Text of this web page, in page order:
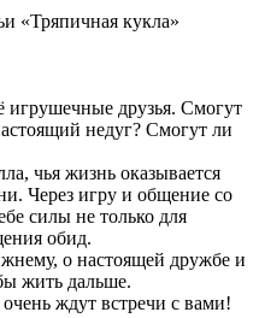
«Тряпичная кукла»
игрушечные друзья. Смогут
недуг? Смогут ли
чья жизнь оказывается
Через игру и общение со
силы не только для
обид.
о настоящей дружбе и
жить дальше.
ждут встречи с вами!